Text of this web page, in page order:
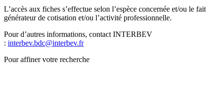
L’accès aux fiches s’effectue selon l’espèce concernée et/ou le fait
générateur de cotisation et/ou l’activité professionnelle.
Pour d’autres informations, contact INTERBEV
: interbev.bdc@interbev.fr
Pour affiner votre recherche